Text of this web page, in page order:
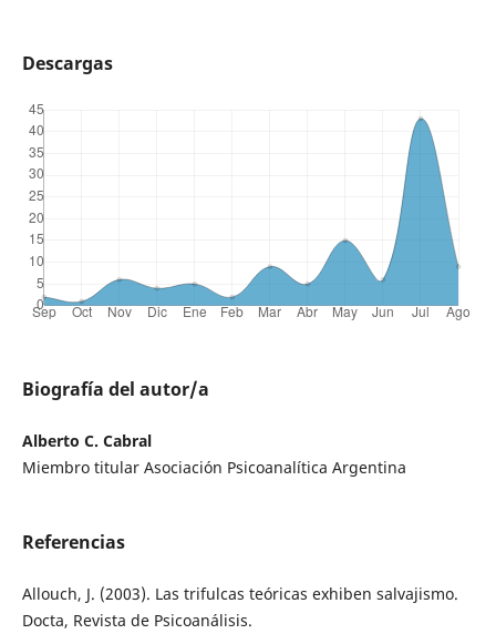
Descargas
Biografía del autor/a
Alberto C. Cabral
Miembro titular Asociación Psicoanalítica Argentina
Referencias
Allouch, J. (2003). Las trifulcas teóricas exhiben salvajismo.
Docta, Revista de Psicoanálisis.